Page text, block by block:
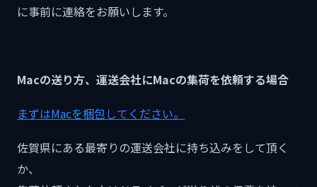
に事前に連絡をお願いします。
Macの送り方、運送会社にMacの集荷を依頼する場合
まずはMacを梱包してください。
佐賀県にある最寄りの運送会社に持ち込みをして頂く
か、